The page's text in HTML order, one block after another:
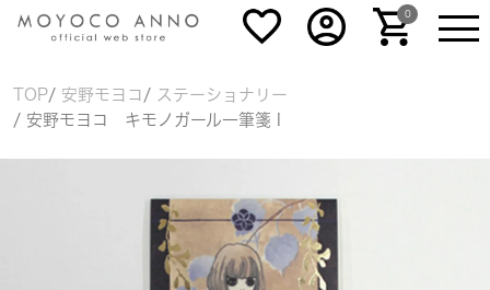
0
TOP 安野モヨコ
ステーショナリー
安野モヨコ キモノガール一筆箋 I